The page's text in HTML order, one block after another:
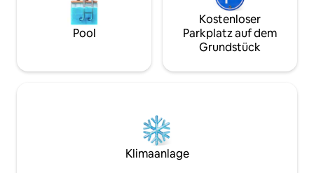
Pool
Kostenloser
Parkplatz auf dem
Grundstück
Klimaanlage